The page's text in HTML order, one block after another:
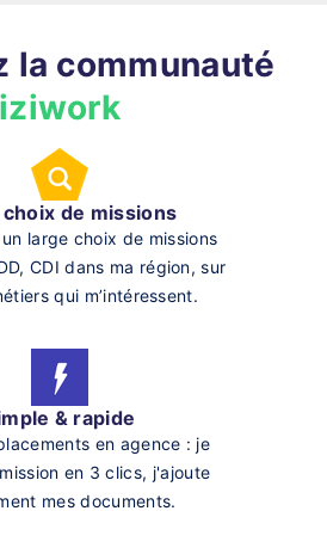
la communauté
iziwork
choix de missions
un large choix de missions
CDI dans ma région, sur
qui m’intéressent.
& rapide
en agence : je
en 3 clics, j'ajoute
mes documents.